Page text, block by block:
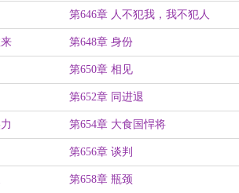
第646章 人不犯我，我不犯人
第648章 身份
第650章 相见
第652章 同进退
第654章 大食国悍将
第656章 谈判
第658章 瓶颈